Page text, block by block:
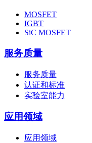
MOSFET
IGBT
SiC MOSFET
服务质量
服务质量
认证和标准
实验室能力
应用领域
应用领域